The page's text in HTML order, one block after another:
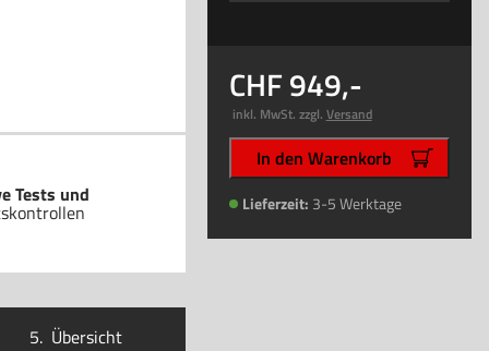
Tests und
5. Übersicht
949,-
inkl. MwSt. zzgl. Versand
In den Warenkorb
Lieferzeit: 3-5 Werktage